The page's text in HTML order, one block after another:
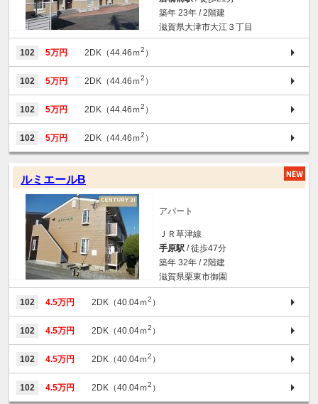
築年 23年 / 2階建
滋賀県大津市大江３丁目
102 5万円 2DK（44.46ｍ2 ）
102 5万円 2DK（44.46ｍ2 ）
102 5万円 2DK（44.46ｍ2 ）
102 5万円 2DK（44.46ｍ2 ）
ルミエールB
アパート
ＪＲ草津線
手原駅 / 徒歩47分
築年 32年 / 2階建
滋賀県栗東市御園
102 4.5万円 2DK（40.04ｍ2 ）
102 4.5万円 2DK（40.04ｍ2 ）
102 4.5万円 2DK（40.04ｍ2 ）
102 4.5万円 2DK（40.04ｍ2 ）